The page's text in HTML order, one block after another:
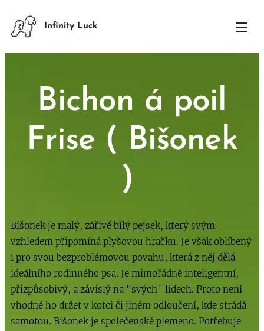
Infinity Luck
Bichon á poil
Frise ( Bišonek
)
Bišonek je malý, zářivě bílý pejsek, který svým
vzhledem připomíná plyšovou hračku. Je však oblíbený
i pro svou bezproblémovou povahu, která z něj dělá
ideálního rodinného psa. Je mimořádně inteligentní,
přizpůsobivý, a závislý na "svých" lidech. Proto není
vhodné ho držet v kotci či jiném odloučení, kde strádá
samotou. Bišonek je společenské plemeno. Potřebuje